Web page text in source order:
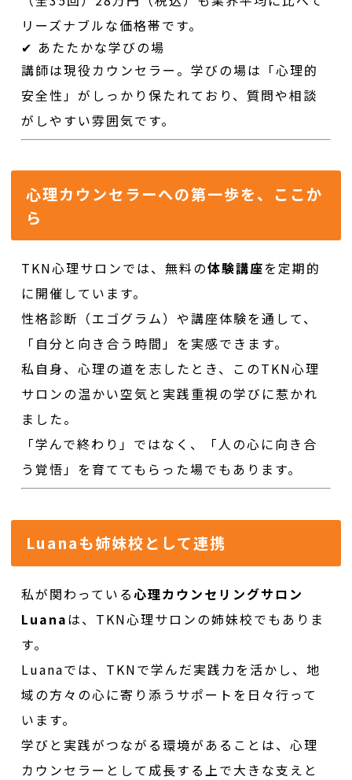
リーズナブルな価格帯です。
✔ あたたかな学びの場
講師は現役カウンセラー。学びの場は「心理的
安全性」がしっかり保たれており、質問や相談
がしやすい雰囲気です。
心理カウンセラーへの第一歩を、ここか
ら
TKN心理サロンでは、無料の体験講座を定期的
に開催しています。
性格診断（エゴグラム）や講座体験を通して、
「自分と向き合う時間」を実感できます。
私自身、心理の道を志したとき、このTKN心理
サロンの温かい空気と実践重視の学びに惹かれ
ました。
「学んで終わり」ではなく、「人の心に向き合
う覚悟」を育ててもらった場でもあります。
Luanaも姉妹校として連携
私が関わっている心理カウンセリングサロン
Luanaは、TKN心理サロンの姉妹校でもありま
す。
Luanaでは、TKNで学んだ実践力を活かし、地
域の方々の心に寄り添うサポートを日々行って
います。
学びと実践がつながる環境があることは、心理
カウンセラーとして成長する上で大きな支えと